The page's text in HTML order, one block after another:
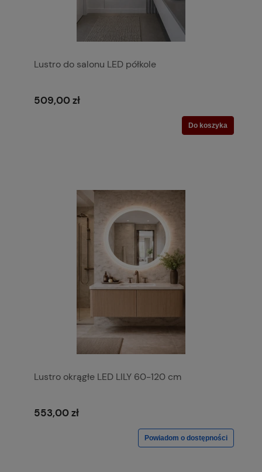
Lustro do salonu LED półkole
509,00 zł
Do koszyka
Lustro okrągłe LED LILY 60-120 cm
553,00 zł
Powiadom o dostępności